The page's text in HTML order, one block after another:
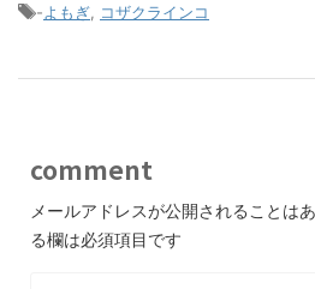
-よもぎ コザクラインコ
comment
メールアドレスが公開されることはあ
る欄は必須項目です